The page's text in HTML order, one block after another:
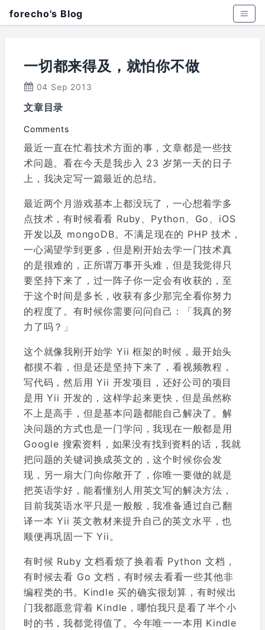
forecho's Blog
一切都来得及，就怕你不做
04 Sep 2013
文章目录
Comments
最近一直在忙着技术方面的事，文章都是一些技
术问题。看在今天是我步入 23 岁第一天的日子
上，我决定写一篇最近的总结。
最近两个月游戏基本上都没玩了，一心想着学多
点技术，有时候看看 Ruby、Python、Go、iOS
开发以及 mongoDB。不满足现在的 PHP 技术，
一心渴望学到更多，但是刚开始去学一门技术真
的是很难的，正所谓万事开头难，但是我觉得只
要坚持下来了，过一阵子你一定会有收获的，至
于这个时间是多长，收获有多少那完全看你努力
的程度了。有时候你需要问问自己：「我真的努
力了吗？」
这个就像我刚开始学 Yii 框架的时候，最开始头
都摸不着，但是还是坚持下来了，看视频教程，
写代码，然后用 Yii 开发项目，还好公司的项目
是用 Yii 开发的，这样学起来更快，但是虽然称
不上是高手，但是基本问题都能自己解决了。解
决问题的方式也是一门学问，我现在一般都是用
Google 搜索资料，如果没有找到资料的话，我就
把问题的关键词换成英文的，这个时候你会发
现，另一扇大门向你敞开了，你唯一要做的就是
把英语学好，能看懂别人用英文写的解决方法，
目前我英语水平只是一般般，我准备通过自己翻
译一本 Yii 英文教材来提升自己的英文水平，也
顺便再巩固一下 Yii。
有时候 Ruby 文档看烦了换着看 Python 文档，
有时候去看 Go 文档，有时候去看看一些其他非
编程类的书。Kindle 买的确实很划算，有时候出
门我都愿意背着 Kindle，哪怕我只是看了半个小
时的书，我都觉得值了。今年唯一一本用 Kindle